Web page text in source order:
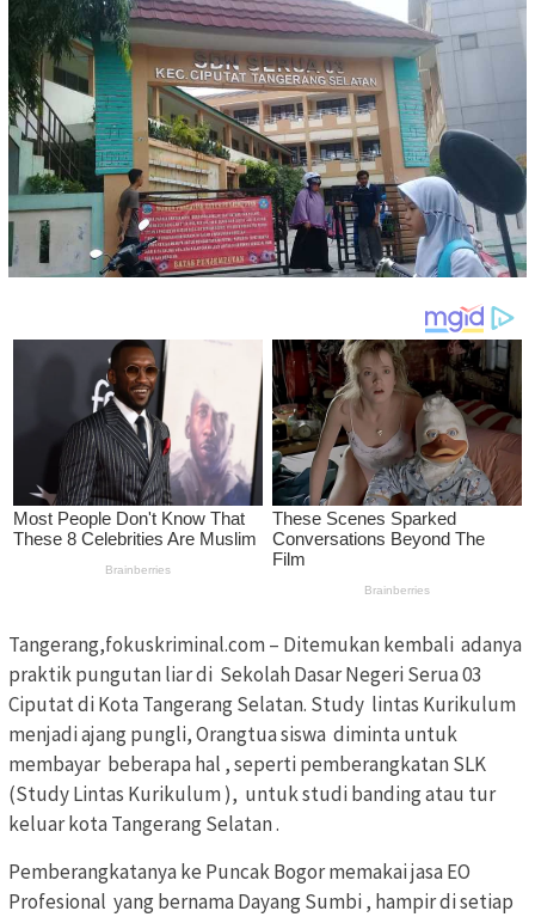
Tangerang,fokuskriminal.com – Ditemukan kembali adanya
praktik pungutan liar di Sekolah Dasar Negeri Serua 03
Ciputat di Kota Tangerang Selatan. Study lintas Kurikulum
menjadi ajang pungli, Orangtua siswa diminta untuk
membayar beberapa hal , seperti pemberangkatan SLK
(Study Lintas Kurikulum ), untuk studi banding atau tur
keluar kota Tangerang Selatan .
Pemberangkatanya ke Puncak Bogor memakai jasa EO
Profesional yang bernama Dayang Sumbi , hampir di setiap